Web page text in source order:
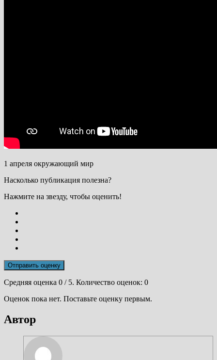
1 апреля окружающий мир
Насколько публикация полезна?
Нажмите на звезду, чтобы оценить!
Отправить оценку
Средняя оценка 0 / 5. Количество оценок: 0
Оценок пока нет. Поставьте оценку первым.
Автор